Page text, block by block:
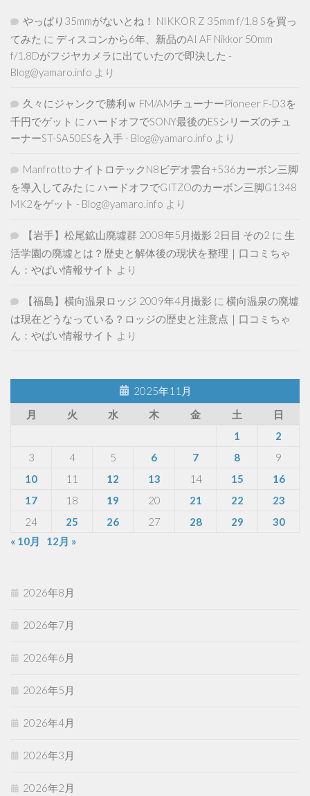
やっぱり35mmがないとね！ NIKKOR Z 35mm f/1.8 Sを買っ
てみた に ディスコンから6年、新品のAI AF Nikkor 50mm
f/1.8Dがフジヤカメラに出ていたので即決した -
Blog@yamaro.info より
久々にジャンクで勝利ｗ FM/AMチューナーPioneer F-D3を
千円でゲット に ハードオフでSONY最後のESシリーズのチュ
ーナーST-SA50ESを入手 - Blog@yamaro.info より
Manfrotto ナイトロテックN8ビデオ雲台+536カーボン三脚
を導入してみた に ハードオフでGITZOのカーボン三脚G1348
MK2をゲット - Blog@yamaro.info より
【岩手】松尾鉱山廃墟群 2008年5月撮影 2日目 その2 に 生
活学園の廃墟とは？歴史と解体後の現状を整理｜口コミちゃ
ん：やばい情報サイト より
【福島】横向温泉ロッジ 2009年4月撮影 に 横向温泉の廃墟
は現在どうなっている？ロッジの歴史と注意点｜口コミちゃ
ん：やばい情報サイト より
2025年11月
月
火 水 木 金 土
日
1
2
3
4 5 6 7 8
9
10
11 12 13 14 15
16
17
18 19 20 21 22
23
24
25 26 27 28 29
30
« 10月
12月 »
2026年8月
2026年7月
2026年6月
2026年5月
2026年4月
2026年3月
2026年2月